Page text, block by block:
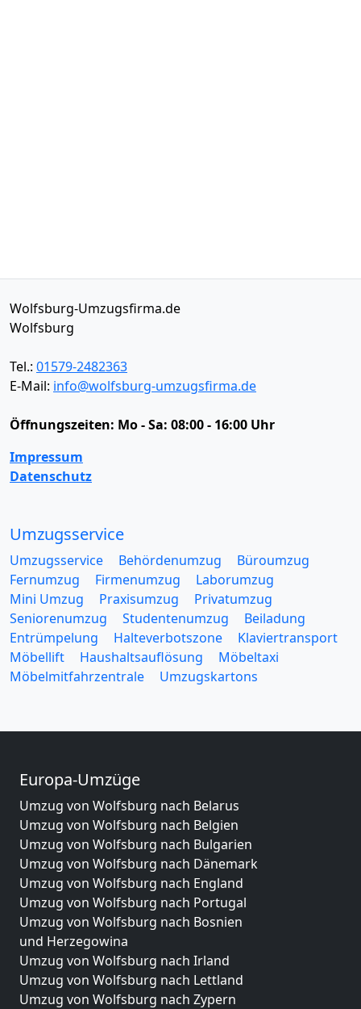
Wolfsburg-Umzugsfirma.de
Wolfsburg
Tel.: 01579-2482363
E-Mail: info@wolfsburg-umzugsfirma.de
Öffnungszeiten: Mo - Sa: 08:00 - 16:00 Uhr
Impressum
Datenschutz
Umzugsservice
Umzugsservice Behördenumzug
Büroumzug
Fernumzug
Firmenumzug
Laborumzug
Mini Umzug
Praxisumzug
Privatumzug
Seniorenumzug
Studentenumzug
Beiladung
Entrümpelung
Halteverbotszone
Klaviertransport
Möbellift
Haushaltsauflösung
Möbeltaxi
Möbelmitfahrzentrale
Umzugskartons
Europa-Umzüge
Umzug von Wolfsburg nach Belarus
Umzug von Wolfsburg nach Belgien
Umzug von Wolfsburg nach Bulgarien
Umzug von Wolfsburg nach Dänemark
Umzug von Wolfsburg nach England
Umzug von Wolfsburg nach Portugal
Umzug von Wolfsburg nach Bosnien
und Herzegowina
Umzug von Wolfsburg nach Irland
Umzug von Wolfsburg nach Lettland
Umzug von Wolfsburg nach Zypern